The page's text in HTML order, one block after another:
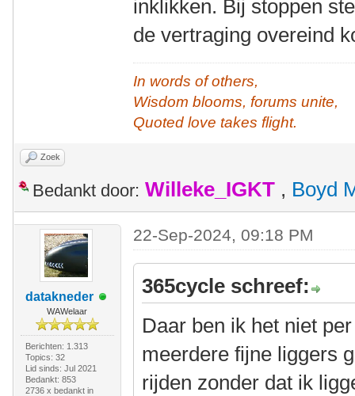
inklikken. Bij stoppen
de vertraging overeind
In words of others,
Wisdom blooms, forums unite,
Quoted love takes flight.
Zoek
Bedankt door: Willeke_IGKT , Boyd
datakneder
WAWelaar
Berichten: 1.313
Topics: 32
Lid sinds: Jul 2021
Bedankt: 853
2736 x bedankt in
22-Sep-2024, 09:18 PM
365cycle schreef:
Daar ben ik het niet
meerdere fijne liggers
rijden zonder dat ik